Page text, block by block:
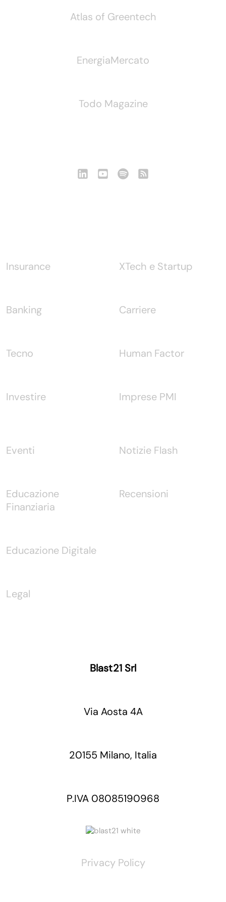
Atlas of Greentech
EnergiaMercato
Todo Magazine
Insurance
Banking
Tecno
Investire
XTech e Startup
Carriere
Human Factor
Imprese PMI
Eventi
Educazione
Finanziaria
Educazione Digitale
Legal
Notizie Flash
Recensioni
Blast21 Srl
Via Aosta 4A
20155 Milano, Italia
P.IVA 08085190968
Privacy Policy